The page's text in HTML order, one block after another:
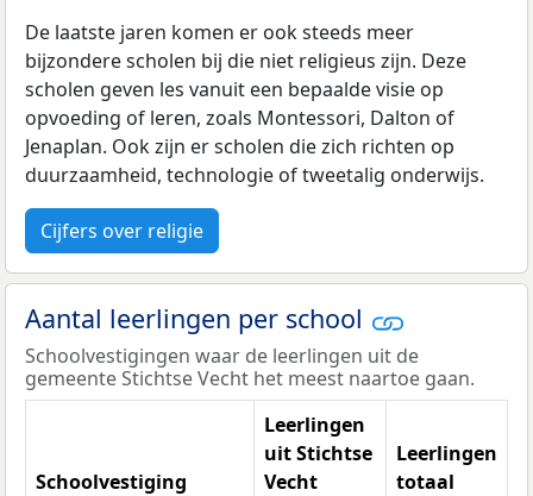
De laatste jaren komen er ook steeds meer
bijzondere scholen bij die niet religieus zijn. Deze
scholen geven les vanuit een bepaalde visie op
opvoeding of leren, zoals Montessori, Dalton of
Jenaplan. Ook zijn er scholen die zich richten op
duurzaamheid, technologie of tweetalig onderwijs.
Cijfers over religie
Aantal leerlingen per school
Schoolvestigingen waar de leerlingen uit de
gemeente Stichtse Vecht het meest naartoe gaan.
Schoolvestiging
Leerlingen
uit Stichtse
Vecht
Leerlingen
totaal